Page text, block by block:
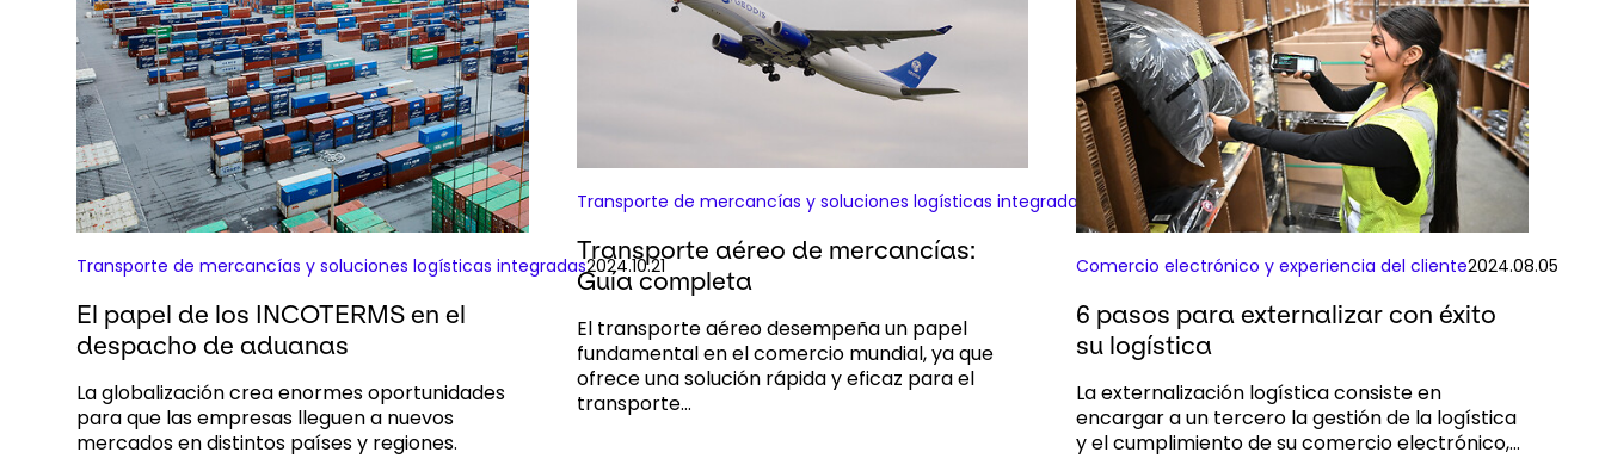
Transporte de mercancías y soluciones logísticas integradas2024.10.21
El papel de los INCOTERMS en el
despacho de aduanas
La globalización crea enormes oportunidades
para que las empresas lleguen a nuevos
mercados en distintos países y regiones.
Transporte de mercancías y soluciones logísticas integradas 2024.09.10
Transporte aéreo de mercancías:
Guía completa
El transporte aéreo desempeña un papel
fundamental en el comercio mundial, ya que
ofrece una solución rápida y eficaz para el
transporte...
Comercio electrónico y experiencia del cliente2024.08.05
6 pasos para externalizar con éxito
su logística
La externalización logística consiste en
encargar a un tercero la gestión de la logística
y el cumplimiento de su comercio electrónico,...